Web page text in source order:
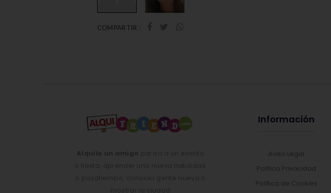
COMPARTIR :
Información
Aviso Legal
Política Privacidad
Política de Cookies